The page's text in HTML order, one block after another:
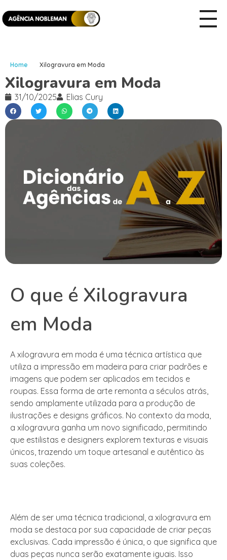
Home Xilogravura em Moda
Xilogravura em Moda
31/10/2025 Elias Cury
O que é Xilogravura
em Moda
A xilogravura em moda é uma técnica artística que
utiliza a impressão em madeira para criar padrões e
imagens que podem ser aplicados em tecidos e
roupas. Essa forma de arte remonta a séculos atrás,
sendo amplamente utilizada para a produção de
ilustrações e designs gráficos. No contexto da moda,
a xilogravura ganha um novo significado, permitindo
que estilistas e designers explorem texturas e visuais
únicos, trazendo um toque artesanal e autêntico às
suas coleções.
Além de ser uma técnica tradicional, a xilogravura em
moda se destaca por sua capacidade de criar peças
exclusivas. Cada impressão é única, o que significa que
duas peças nunca serão exatamente iguais. Isso